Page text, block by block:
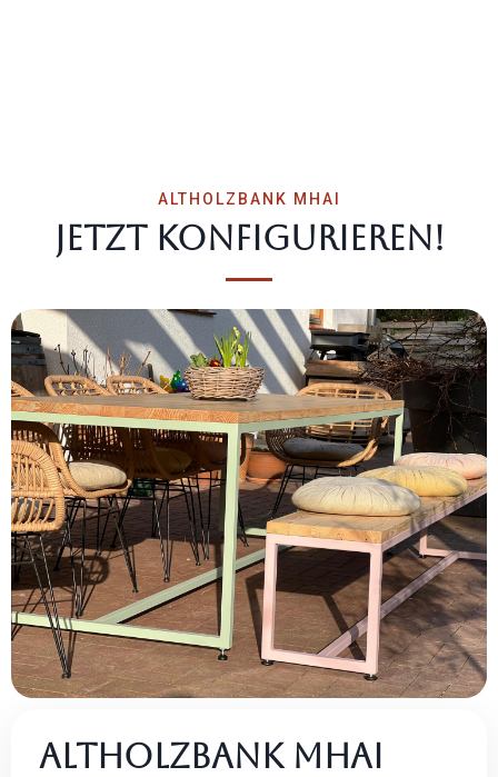
ALTHOLZBANK MHAI
Jetzt konfi­gu­rieren!
Altholzbank Mhai